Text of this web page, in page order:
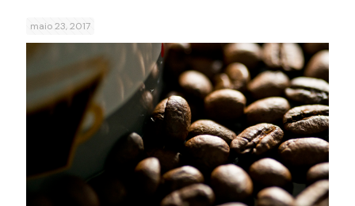
maio 23, 2017